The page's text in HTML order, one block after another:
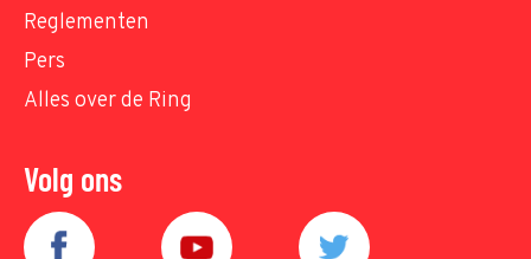
Reglementen
Pers
Alles over de Ring
Volg ons